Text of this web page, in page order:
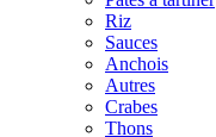
Riz
Sauces
Anchois
Autres
Crabes
Thons